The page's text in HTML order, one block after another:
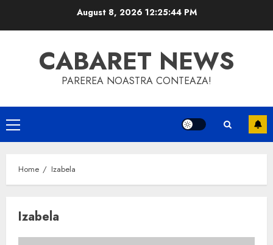
August 8, 2026 12:25:45 PM
CABARET NEWS
PAREREA NOASTRA CONTEAZA!
Primary
Menu
Home Izabela
Izabela